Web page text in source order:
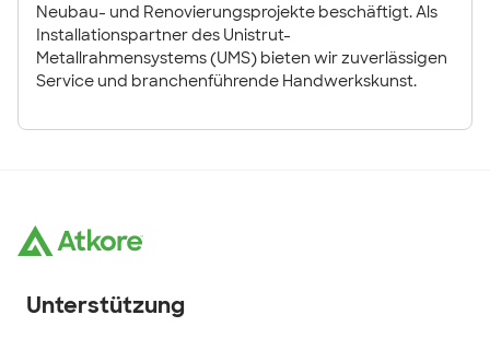
Neubau- und Renovierungsprojekte beschäftigt. Als
Installationspartner des Unistrut-
Metallrahmensystems (UMS) bieten wir zuverlässigen
Service und branchenführende Handwerkskunst.
Unterstützung